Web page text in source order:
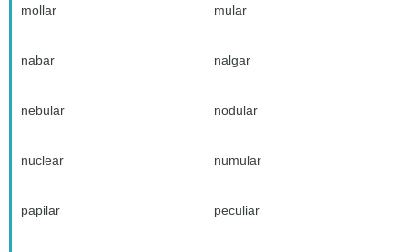
mollar mular
nabar nalgar
nebular nodular
nuclear numular
papilar peculiar